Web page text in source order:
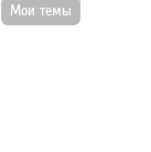
Мои темы